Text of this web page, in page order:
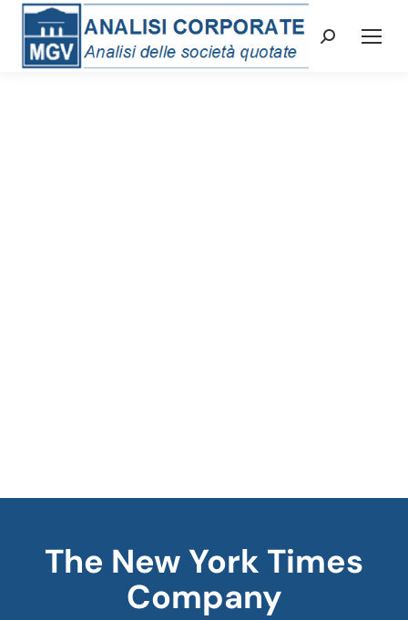
Cerca:
The New York Times
Company
Tu sei qui: